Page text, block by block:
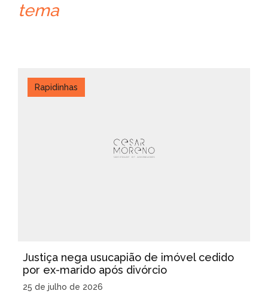
tema
Rapidinhas
Justiça nega usucapião de imóvel cedido
por ex-marido após divórcio
25 de julho de 2026